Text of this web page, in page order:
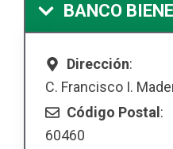
BANCO
Dirección:
C. Francisco I.
Código Postal :
60460